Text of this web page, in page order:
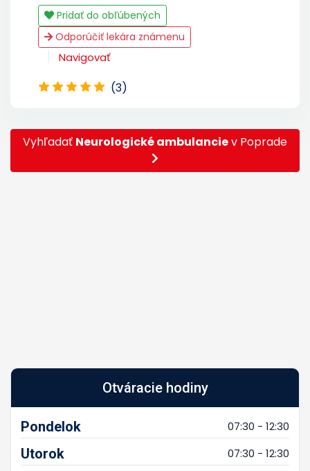
Pridať do obľúbených
Odporúčiť lekára známenu
Navigovať
(3)
Vyhľadať Neurologické ambulancie
Otváracie hodiny
Pondelok 07:30 - 12:30
Utorok 07:30 - 12:30